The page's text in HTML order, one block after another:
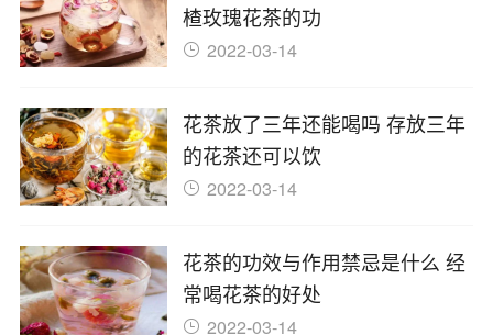
楂玫瑰花茶的功
2022-03-14
花茶放了三年还能喝吗 存放三年
的花茶还可以饮
2022-03-14
花茶的功效与作用禁忌是什么 经
常喝花茶的好处
2022-03-14